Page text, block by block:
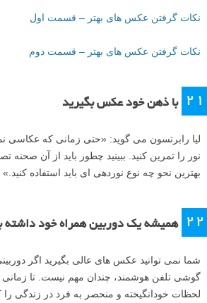
نکات گرفتن عکس های بهتر – قسمت اول
نکات گرفتن عکس های بهتر – قسمت دوم